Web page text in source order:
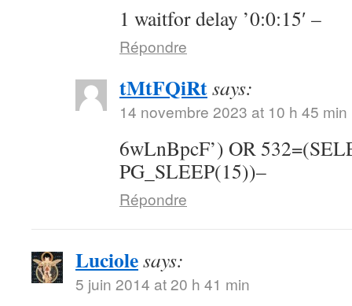
1 waitfor delay ’0:0:15′ –
Répondre
tMtFQiRtsays:
14 novembre 2023 at 10 h 45 min
6wLnBpcF’) OR
PG_SLEEP(15))–
Répondre
Luciolesays:
5 juin 2014 at 20 h 41 min